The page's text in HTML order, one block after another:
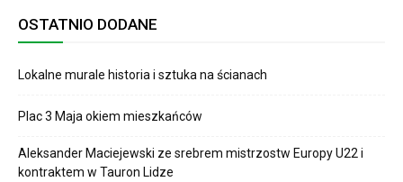
OSTATNIO DODANE
Lokalne murale historia i sztuka na ścianach
Plac 3 Maja okiem mieszkańców
Aleksander Maciejewski ze srebrem mistrzostw Europy U22 i
kontraktem w Tauron Lidze